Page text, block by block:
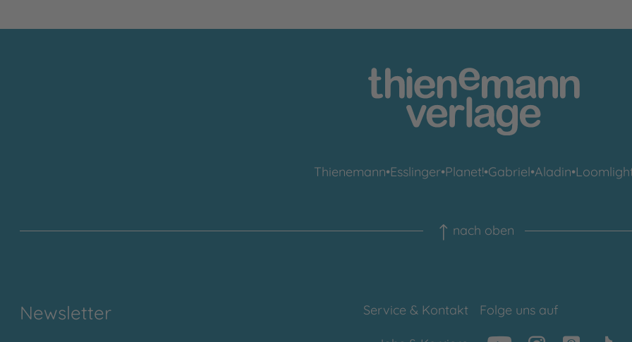
Thienemann•Esslinger•Planet!•Gabriel•Aladin•
nach oben
Newsletter Service & Kontakt Folge uns auf